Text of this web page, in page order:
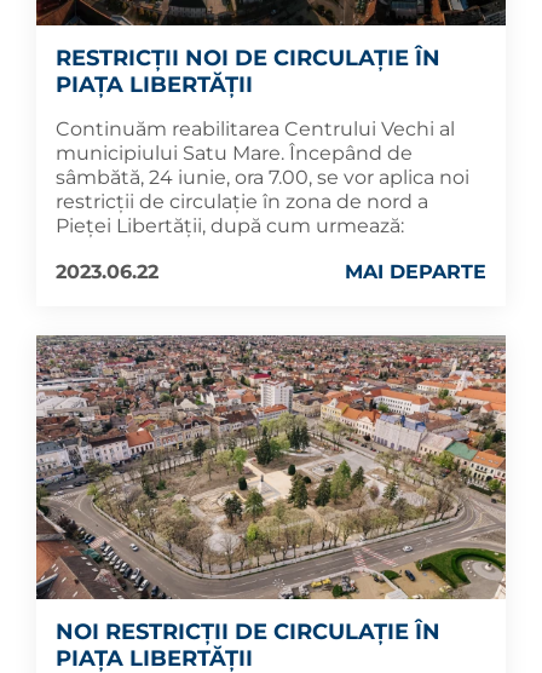
RESTRICȚII NOI DE CIRCULAȚIE ÎN
PIAȚA LIBERTĂȚII
Continuăm reabilitarea Centrului Vechi al
municipiului Satu Mare. Începând de
sâmbătă, 24 iunie, ora 7.00, se vor aplica noi
restricții de circulație în zona de nord a
Pieței Libertății, după cum urmează:
2023.06.22
MAI DEPARTE
NOI RESTRICȚII DE CIRCULAȚIE ÎN
PIAȚA LIBERTĂȚII